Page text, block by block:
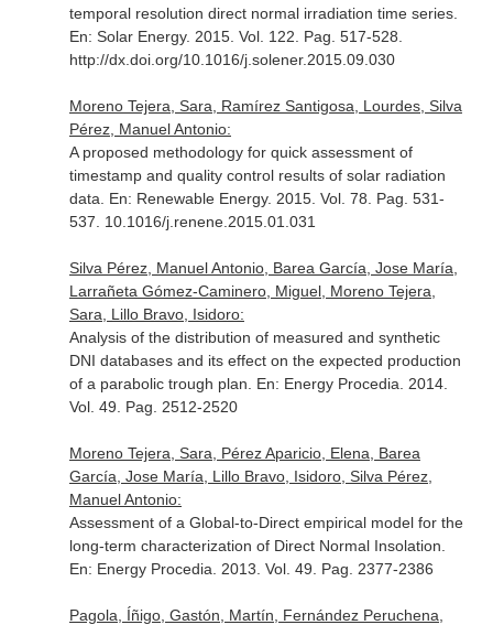
temporal resolution direct normal irradiation time series.
En: Solar Energy. 2015. Vol. 122. Pag. 517-528.
http://dx.doi.org/10.1016/j.solener.2015.09.030
Moreno Tejera, Sara, Ramírez Santigosa, Lourdes, Silva
Pérez, Manuel Antonio:
A proposed methodology for quick assessment of
timestamp and quality control results of solar radiation
data. En: Renewable Energy. 2015. Vol. 78. Pag. 531-
537. 10.1016/j.renene.2015.01.031
Silva Pérez, Manuel Antonio, Barea García, Jose María,
Larrañeta Gómez-Caminero, Miguel, Moreno Tejera,
Sara, Lillo Bravo, Isidoro:
Analysis of the distribution of measured and synthetic
DNI databases and its effect on the expected production
of a parabolic trough plan. En: Energy Procedia . 2014.
Vol. 49. Pag. 2512-2520
Moreno Tejera, Sara, Pérez Aparicio, Elena, Barea
García, Jose María, Lillo Bravo, Isidoro, Silva Pérez,
Manuel Antonio:
Assessment of a Global-to-Direct empirical model for the
long-term characterization of Direct Normal Insolation.
En: Energy Procedia . 2013. Vol. 49. Pag. 2377-2386
Pagola, Íñigo, Gastón, Martín, Fernández Peruchena,